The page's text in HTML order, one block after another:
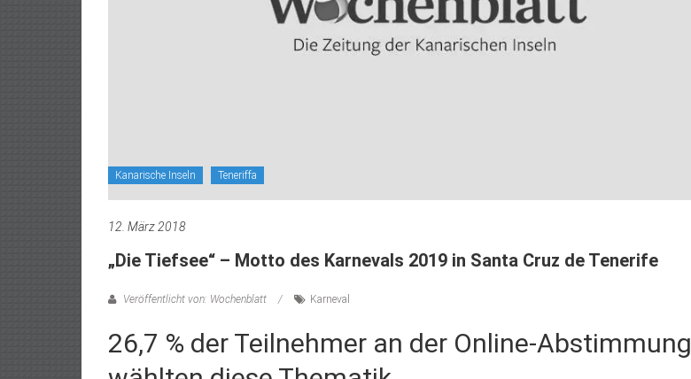
Kanarische Inseln Teneriffa
12. März 2018
„Die Tiefsee“ – Motto des Karnevals 2019 in Santa Cruz de Tenerife
Veröffentlicht von: Wochenblatt Karneval
26,7 % der Teilnehmer an der Online-Abstimmung